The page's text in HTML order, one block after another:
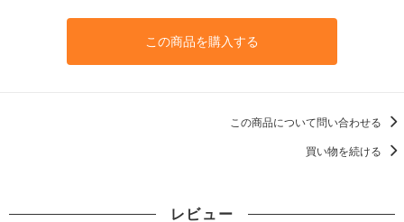
この商品を購入する
この商品について問い合わせる
買い物を続ける
レビュー